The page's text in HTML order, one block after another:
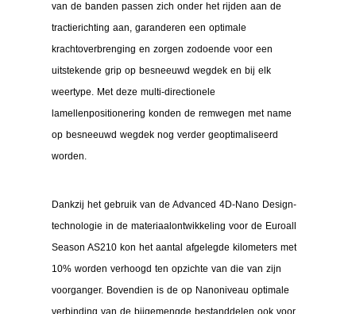
van de banden passen zich onder het rijden aan de
tractierichting aan, garanderen een optimale
krachtoverbrenging en zorgen zodoende voor een
uitstekende grip op besneeuwd wegdek en bij elk
weertype. Met deze multi-directionele
lamellenpositionering konden de remwegen met name
op besneeuwd wegdek nog verder geoptimaliseerd
worden.
Dankzij het gebruik van de Advanced 4D-Nano Design-
technologie in de materiaalontwikkeling voor de Euroall
Season AS210 kon het aantal afgelegde kilometers met
10% worden verhoogd ten opzichte van die van zijn
voorganger. Bovendien is de op Nanoniveau optimale
verbinding van de bijgemengde bestanddelen ook voor